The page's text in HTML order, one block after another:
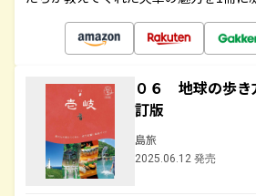
０６ 地球の歩
訂版
島旅
2025.06.12 発売